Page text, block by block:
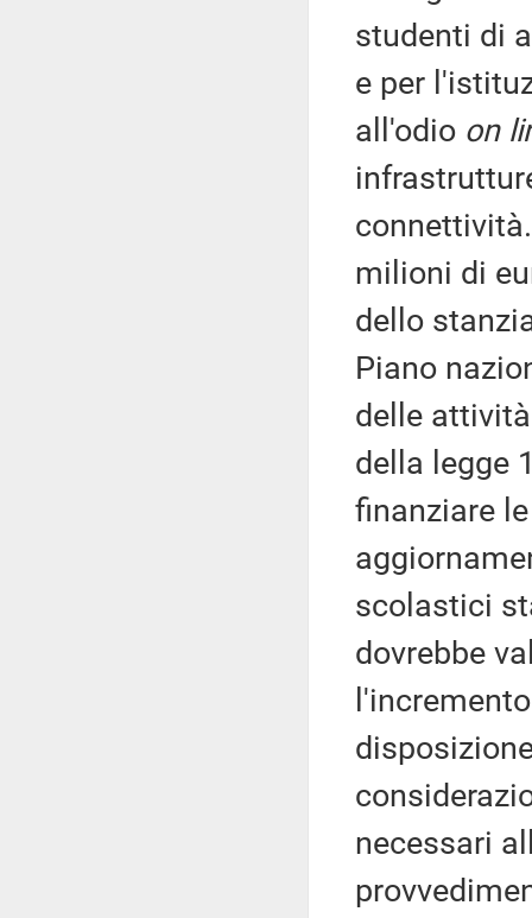
studenti di
e per
all'odio on
milioni di
dello
Piano
delle
della legge
finanziare
scolastici
dovrebbe
necessari